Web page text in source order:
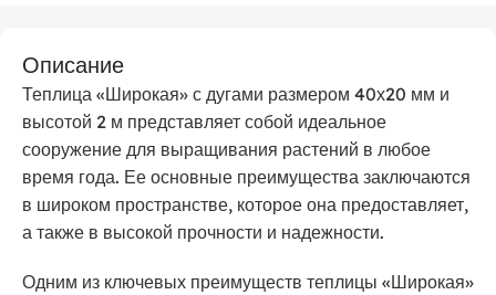
Описание
Теплица «Широкая» с дугами размером 40х20 мм и
высотой 2 м представляет собой идеальное
сооружение для выращивания растений в любое
время года. Ее основные преимущества заключаются
в широком пространстве, которое она предоставляет,
а также в высокой прочности и надежности.
Одним из ключевых преимуществ теплицы «Широкая»